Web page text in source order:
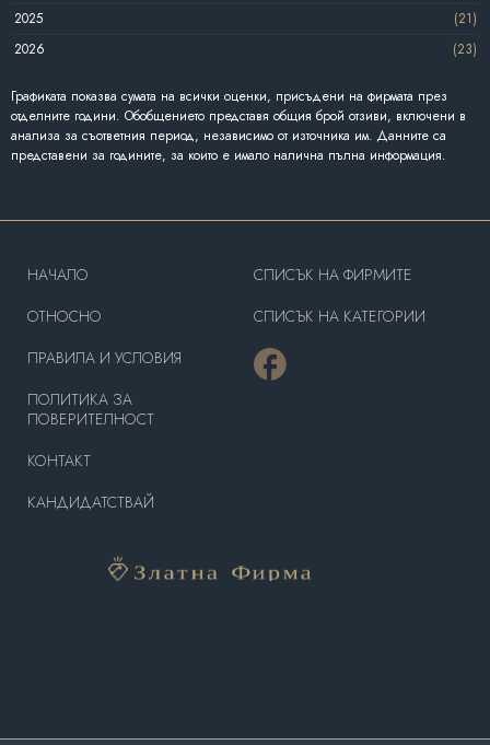
2025
(21)
2026
(23)
Графиката показва сумата на всички оценки, присъдени на фирмата през
отделните години. Обобщението представя общия брой отзиви, включени в
анализа за съответния период, независимо от източника им. Данните са
представени за годините, за които е имало налична пълна информация.
HAЧАЛО
OТНОСНО
ПРАВИЛА И УСЛОВИЯ
ПОЛИТИКА ЗА
ПОВЕРИТЕЛНОСТ
КОНТАКТ
КАНДИДАТСТВАЙ
СПИСЪК НА ФИРМИТЕ
СПИСЪК НА КАТЕГОРИИ